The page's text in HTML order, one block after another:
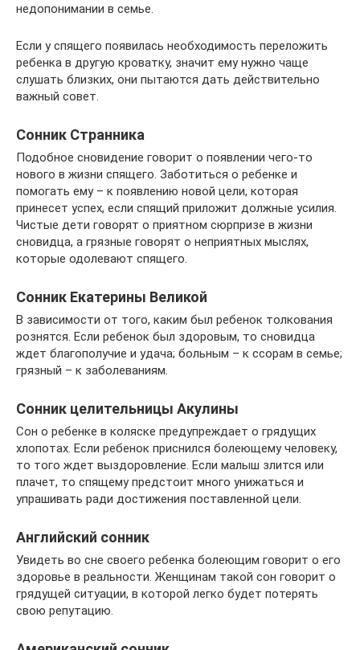
недопонимании в семье.
Если у спящего появилась необходимость переложить
ребенка в другую кроватку, значит ему нужно чаще
слушать близких, они пытаются дать действительно
важный совет.
Сонник Странника
Подобное сновидение говорит о появлении чего-то
нового в жизни спящего. Заботиться о ребенке и
помогать ему – к появлению новой цели, которая
принесет успех, если спящий приложит должные усилия.
Чистые дети говорят о приятном сюрпризе в жизни
сновидца, а грязные говорят о неприятных мыслях,
которые одолевают спящего.
Сонник Екатерины Великой
В зависимости от того, каким был ребенок толкования
рознятся. Если ребенок был здоровым, то сновидца
ждет благополучие и удача; больным – к ссорам в семье;
грязный – к заболеваниям.
Сонник целительницы Акулины
Сон о ребенке в коляске предупреждает о грядущих
хлопотах. Если ребенок приснился болеющему человеку,
то того ждет выздоровление. Если малыш злится или
плачет, то спящему предстоит много унижаться и
упрашивать ради достижения поставленной цели.
Английский сонник
Увидеть во сне своего ребенка болеющим говорит о его
здоровье в реальности. Женщинам такой сон говорит о
грядущей ситуации, в которой легко будет потерять
свою репутацию.